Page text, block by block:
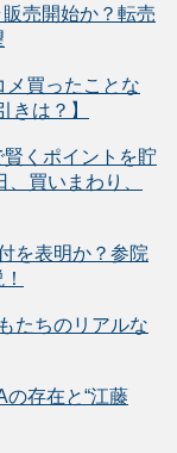
売開始か？転売
買ったことな
きは？】
くポイントを貯
買いまわり、
を表明か？参院
たちのリアルな
存在と“江藤